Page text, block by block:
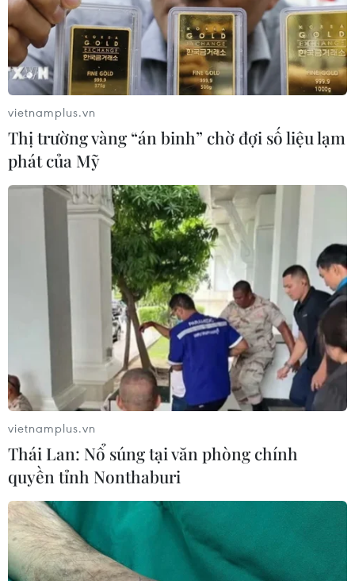
vietnamplus.vn
Thị trường vàng “án binh” chờ đợi số liệu lạm
phát của Mỹ
vietnamplus.vn
Thái Lan: Nổ súng tại văn phòng chính
quyền tỉnh Nonthaburi